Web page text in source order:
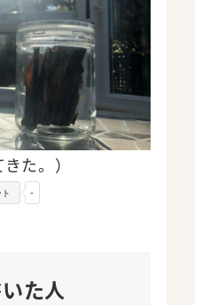
た。）
-
た人